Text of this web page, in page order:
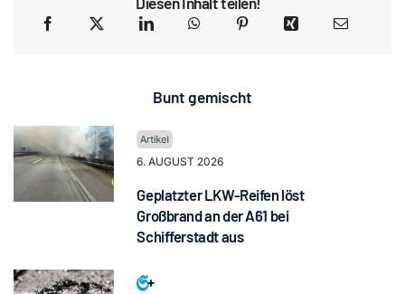
Bunt gemischt
6. AUGUST 2026
Geplatzter LKW-Reifen löst
Großbrand an der A61 bei
Schifferstadt aus